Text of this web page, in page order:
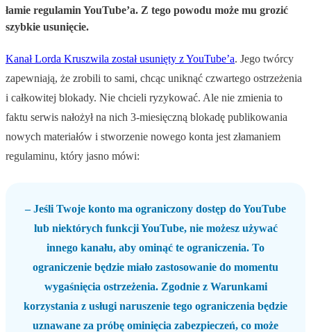
łamie regulamin YouTube’a. Z tego powodu może mu grozić
szybkie usunięcie.
Kanał Lorda Kruszwila został usunięty z YouTube’a. Jego twórcy
zapewniają, że zrobili to sami, chcąc uniknąć czwartego ostrzeżenia
i całkowitej blokady. Nie chcieli ryzykować. Ale nie zmienia to
faktu serwis nałożył na nich 3-miesięczną blokadę publikowania
nowych materiałów i stworzenie nowego konta jest złamaniem
regulaminu, który jasno mówi:
– Jeśli Twoje konto ma ograniczony dostęp do YouTube
lub niektórych funkcji YouTube, nie możesz używać
innego kanału, aby ominąć te ograniczenia. To
ograniczenie będzie miało zastosowanie do momentu
wygaśnięcia ostrzeżenia. Zgodnie z Warunkami
korzystania z usługi naruszenie tego ograniczenia będzie
uznawane za próbę ominięcia zabezpieczeń, co może